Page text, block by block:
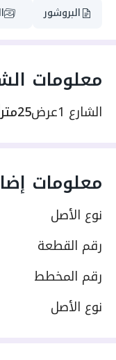
البروشور
معلومات
الشارع 1 عرض25متر
معلومات
نوع الأصل
رقم القطعة
رقم المخطط
نوع الأصل